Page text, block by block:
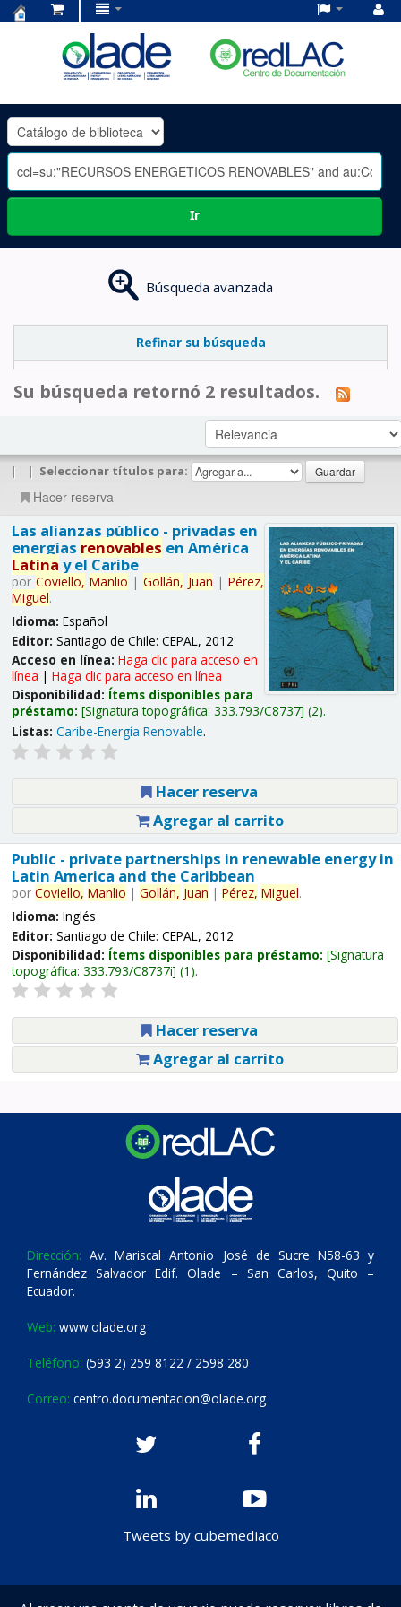
OLADE
-
Ir
Búsqueda avanzada
Refinar su búsqueda
Su búsqueda retornó 2 resultados.
| | Seleccionar títulos para:
Hacer reserva
Las alianzas público - privadas en
energías renovables en América
Latina y el Caribe
por Coviello, Manlio | Gollán, Juan | Pérez,
Miguel.
Idioma: Español
Editor: Santiago de Chile: CEPAL, 2012
Acceso en línea: Haga clic para acceso en
línea | Haga clic para acceso en línea
Disponibilidad: Ítems disponibles para
préstamo: Signatura topográfica: 333.793/C8737 (2).
Listas: Caribe-Energía Renovable.
Hacer reserva
Agregar al carrito
Public - private partnerships in renewable energy in
Latin America and the Caribbean
por Coviello, Manlio | Gollán, Juan | Pérez, Miguel.
Idioma: Inglés
Editor: Santiago de Chile: CEPAL, 2012
Disponibilidad: Ítems disponibles para préstamo: Signatura
topográfica: 333.793/C8737i (1).
Hacer reserva
Agregar al carrito
Dirección: Av. Mariscal Antonio José de Sucre N58-63 y
Fernández Salvador Edif. Olade – San Carlos, Quito –
Ecuador.
Web: www.olade.org
Teléfono: (593 2) 259 8122 / 2598 280
Correo: centro.documentacion@olade.org
Tweets by cubemediaco